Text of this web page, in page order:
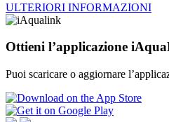
ULTERIORI INFORMAZIONI
Ottieni l’applicazione
Puoi scaricare o aggiornare